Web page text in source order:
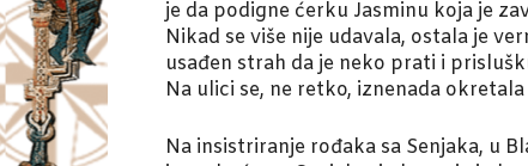
je da podigne ćerku Jasminu koja je
Nikad se više nije udavala, ostala je
usađen strah da je neko prati i
Na ulici se, ne retko, iznenada
Na insistriranje rođaka sa Senjaka, u